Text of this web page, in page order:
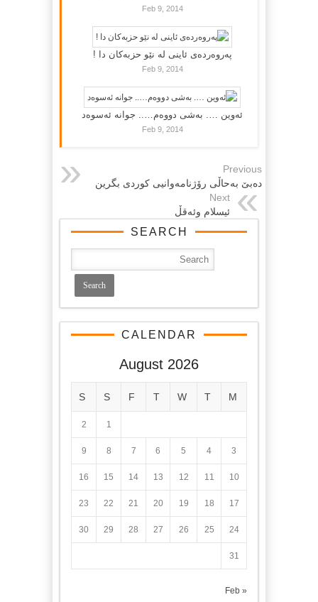
Feb 9, 2014
پەروەردەی ئاینی لە نێو حزبەکان دا !
Feb 9, 2014
ئەوین …. بەشی دووەم….. جوانە ئەسوەد
Feb 9, 2014
Previous
ده‌بێ به‌حاڵی رۆژنامه‌وانیی کوردی بگرین
Next
ئیسلام وئه‌قڵ
SEARCH
CALENDAR
August 2026
M
T
W
T
F
S
S
1
2
3
4
5
6
7
8
9
10
11
12
13
14
15
16
17
18
19
20
21
22
23
24
25
26
27
28
29
30
31
« Feb